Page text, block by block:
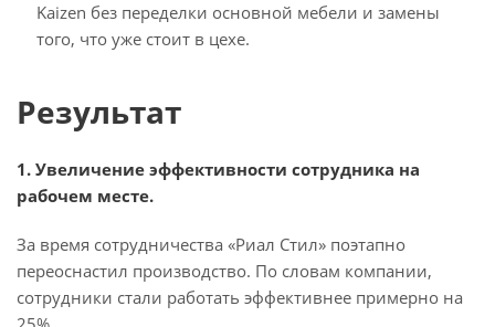
Kaizen без переделки основной мебели и замены
того, что уже стоит в цехе.
Результат
1. Увеличение эффективности сотрудника на
рабочем месте.
За время сотрудничества «Риал Стил» поэтапно
переоснастил производство. По словам компании,
сотрудники стали работать эффективнее примерно на